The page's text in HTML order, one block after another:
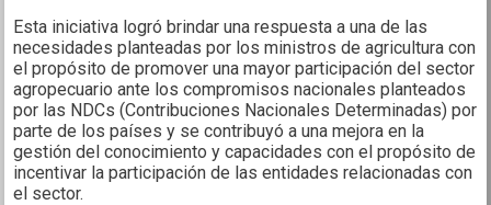
Esta iniciativa logró brindar una respuesta a una de las
necesidades planteadas por los ministros de agricultura con
el propósito de promover una mayor participación del sector
agropecuario ante los compromisos nacionales planteados
por las NDCs (Contribuciones Nacionales Determinadas) por
parte de los países y se contribuyó a una mejora en la
gestión del conocimiento y capacidades con el propósito de
incentivar la participación de las entidades relacionadas con
el sector.